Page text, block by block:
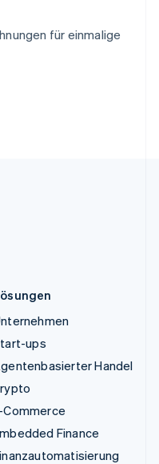
für einmalige
ups
Handel
Commerce
Finance